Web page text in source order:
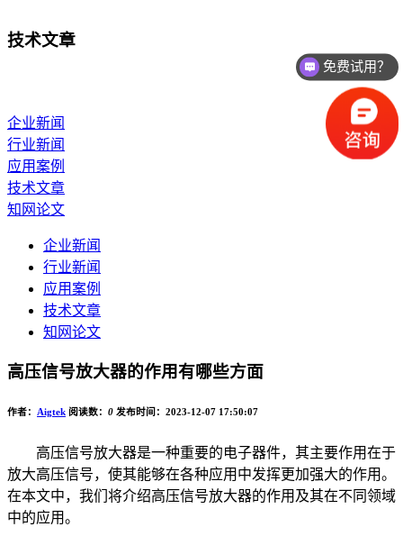
技术文章
企业新闻
行业新闻
应用案例
技术文章
知网论文
企业新闻
行业新闻
应用案例
技术文章
知网论文
高压信号放大器的作用有哪些方面
作者： Aigtek 阅读数： 0 发布时间：2023-12-07 17:50:07
高压信号放大器是一种重要的电子器件，其主要作用在于
放大高压信号，使其能够在各种应用中发挥更加强大的作用。
在本文中，我们将介绍高压信号放大器的作用及其在不同领域
中的应用。
免费试用？